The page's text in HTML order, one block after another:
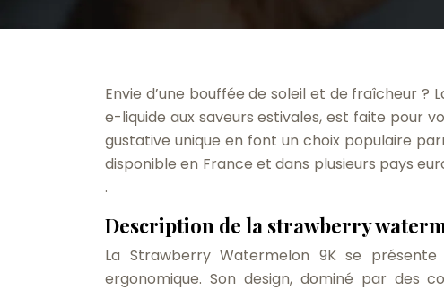
Envie d’une bouffée de soleil et de fraîcheur
e-liquide aux saveurs estivales, est faite pour
gustative unique en font un choix populaire
disponible en France et dans plusieurs pays
.
Description de la strawberry
La Strawberry Watermelon 9K se
ergonomique. Son design, dominé par des